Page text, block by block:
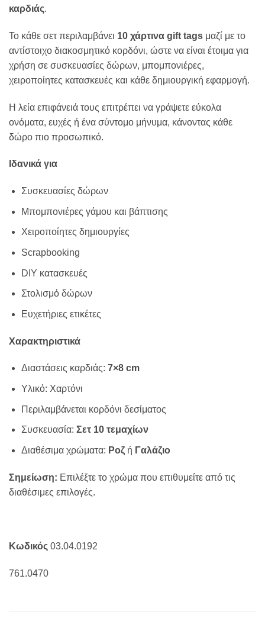
καρδιάς.
Το κάθε σετ περιλαμβάνει 10 χάρτινα gift tags μαζί με το
αντίστοιχο διακοσμητικό κορδόνι, ώστε να είναι έτοιμα για
χρήση σε συσκευασίες δώρων, μπομπονιέρες,
χειροποίητες κατασκευές και κάθε δημιουργική εφαρμογή.
Η λεία επιφάνειά τους επιτρέπει να γράψετε εύκολα
ονόματα, ευχές ή ένα σύντομο μήνυμα, κάνοντας κάθε
δώρο πιο προσωπικό.
Ιδανικά για
Συσκευασίες δώρων
Μπομπονιέρες γάμου και βάπτισης
Χειροποίητες δημιουργίες
Scrapbooking
DIY κατασκευές
Στολισμό δώρων
Ευχετήριες ετικέτες
Χαρακτηριστικά
Διαστάσεις καρδιάς: 7×8 cm
Υλικό: Χαρτόνι
Περιλαμβάνεται κορδόνι δεσίματος
Συσκευασία: Σετ 10 τεμαχίων
Διαθέσιμα χρώματα: Ροζή Γαλάζιο
Σημείωση: Επιλέξτε το χρώμα που επιθυμείτε από τις
διαθέσιμες επιλογές.
Κωδικός 03.04.0192
761.0470